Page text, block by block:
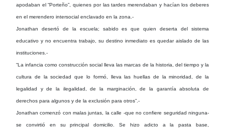
apodaban el “Porteño”, quienes por las tardes merendaban y hacían los deberes
en el merendero intersocial enclavado en la zona.-
Jonathan desertó de la escuela; sabido es que quien deserta del sistema
educativo y no encuentra trabajo, su destino inmediato es quedar aislado de las
instituciones.-
“La infancia como construcción social lleva las marcas de la historia, del tiempo y la
cultura de la sociedad que lo formó, lleva las huellas de la minoridad, de la
legalidad y de la ilegalidad, de la marginación, de la garantía absoluta de
derechos para algunos y de la exclusión para otros”.-
Jonathan comenzó con malas juntas, la calle -que no confiere seguridad ninguna-
se convirtió en su principal domicilio. Se hizo adicto a la pasta base,